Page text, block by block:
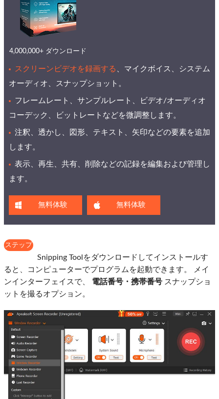
4,000,000+ ダウンロード
スクリーンビデオを録画する 、マイクボイス、システム
オーディオ、スナップショット。
フレームレート、サンプルレート、ビデオ/オーディオ
コーデック、ビットレートなどを微調整します。
注釈、透かし、図形、テキスト、矢印などの要素を追加
します。
表示、再生、共有、削除などの記録を編集および管理し
ます。
無料体験 無料体験
ステップ
Snipping Toolをダウンロードしてインストールす
ると、コンピューターでプログラムを起動できます。 メイ
ンインターフェイスで、 電話番号・携帯番号 スナップショ
ットを撮るオプション。